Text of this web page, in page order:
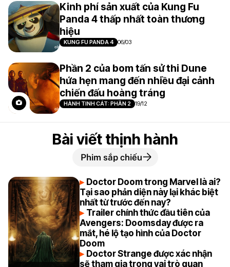
Kinh phí sản xuất của Kung Fu
Panda 4 thấp nhất toàn thương
hiệu
KUNG FU PANDA 4 06/03
Phần 2 của bom tấn sử thi Dune
hứa hẹn mang đến nhiều đại cảnh
chiến đấu hoàng tráng
HÀNH TINH CÁT: PHẦN 2 19/12
Bài viết thịnh hành
Phim sắp chiếu
Doctor Doom trong Marvel là ai?
Tại sao phản diện này lại khác biệt
nhất từ trước đến nay?
Trailer chính thức đầu tiên của
Avengers: Doomsday được ra
mắt, hé lộ tạo hình của Doctor
Doom
Doctor Strange được xác nhận
sẽ tham gia trong vai trò quan